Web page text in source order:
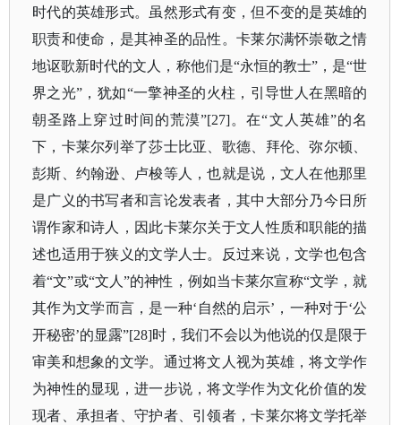
时代的英雄形式。虽然形式有变，但不变的是英雄的
职责和使命，是其神圣的品性。卡莱尔满怀崇敬之情
地讴歌新时代的文人，称他们是“永恒的教士”，是“世
界之光”，犹如“一擎神圣的火柱，引导世人在黑暗的
朝圣路上穿过时间的荒漠”[27]。在“文人英雄”的名
下，卡莱尔列举了莎士比亚、歌德、拜伦、弥尔顿、
彭斯、约翰逊、卢梭等人，也就是说，文人在他那里
是广义的书写者和言论发表者，其中大部分乃今日所
谓作家和诗人，因此卡莱尔关于文人性质和职能的描
述也适用于狭义的文学人士。反过来说，文学也包含
着“文”或“文人”的神性，例如当卡莱尔宣称“文学，就
其作为文学而言，是一种‘自然的启示’，一种对于‘公
开秘密’的显露”[28]时，我们不会以为他说的仅是限于
审美和想象的文学。通过将文人视为英雄，将文学作
为神性的显现，进一步说，将文学作为文化价值的发
现者、承担者、守护者、引领者，卡莱尔将文学托举